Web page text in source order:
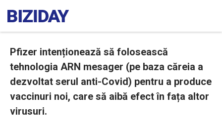
Pfizer intenționează să folosească
tehnologia ARN mesager (pe baza căreia a
dezvoltat serul anti-Covid) pentru a produce
vaccinuri noi, care să aibă efect în fața altor
virusuri.